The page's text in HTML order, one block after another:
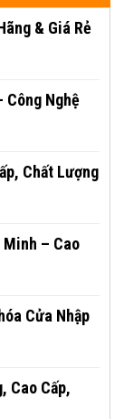
& Giá Rẻ
Công Nghệ
Chất Lượng
Minh – Cao
Cửa Nhập
Cao Cấp,